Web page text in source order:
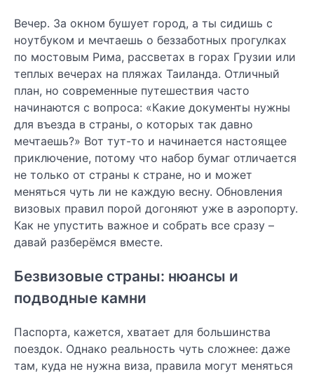
Вечер. За окном бушует город, а ты сидишь с
ноутбуком и мечтаешь о беззаботных прогулках
по мостовым Рима, рассветах в горах Грузии или
теплых вечерах на пляжах Таиланда. Отличный
план, но современные путешествия часто
начинаются с вопроса: «Какие документы нужны
для въезда в страны, о которых так давно
мечтаешь?» Вот тут-то и начинается настоящее
приключение, потому что набор бумаг отличается
не только от страны к стране, но и может
меняться чуть ли не каждую весну. Обновления
визовых правил порой догоняют уже в аэропорту.
Как не упустить важное и собрать все сразу –
давай разберёмся вместе.
Безвизовые страны: нюансы и
подводные камни
Паспорта, кажется, хватает для большинства
поездок. Однако реальность чуть сложнее: даже
там, куда не нужна виза, правила могут меняться